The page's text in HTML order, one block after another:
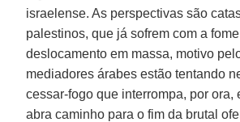
israelense. As perspectivas são
palestinos, que já sofrem com a
deslocamento em massa, motivo
mediadores árabes estão tentando
cessar-fogo que interrompa, por ora,
abra caminho para o fim da brutal